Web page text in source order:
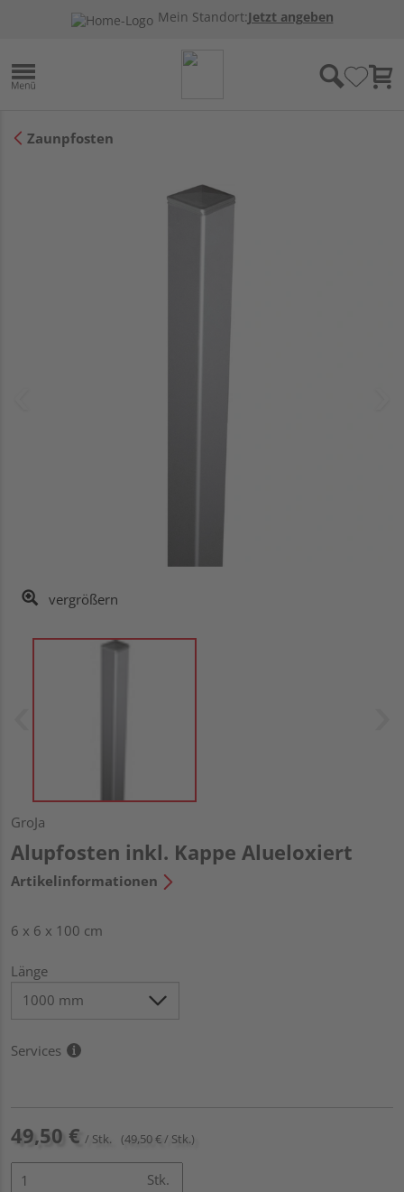
Mein Standort:Jetzt angeben
Zaunpfosten
vergrößern
GroJa
Alupfosten inkl. Kappe Alueloxiert
Artikelinformationen
6 x 6 x 100 cm
Länge
Services
49,50 € / Stk. (49,50 € / Stk.)
Stk.